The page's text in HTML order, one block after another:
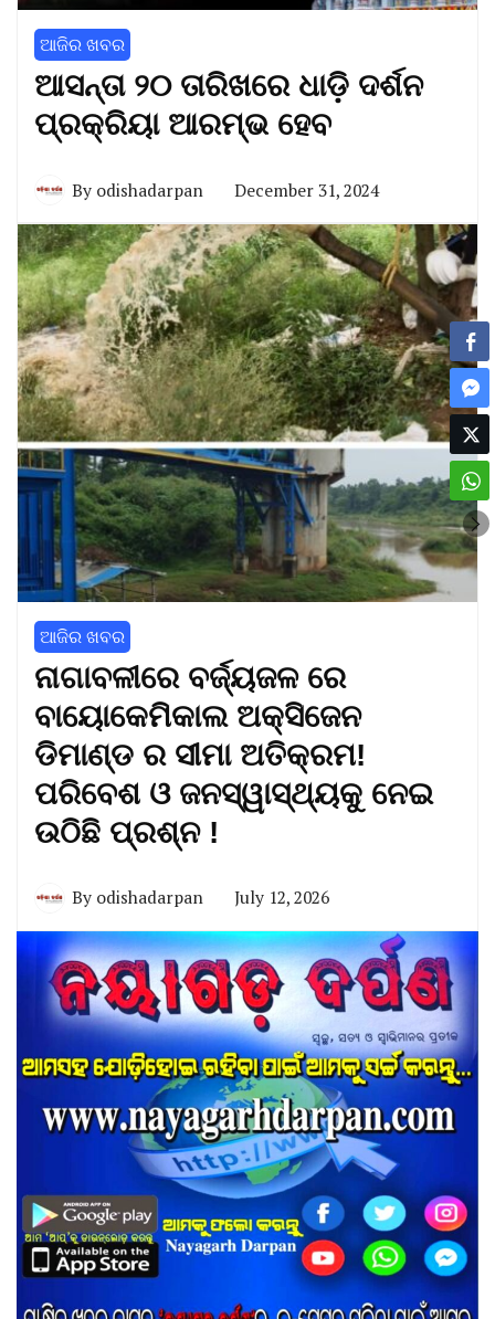
ଆଜିର ଖବର
ଆସନ୍ତା ୨୦ ତାରିଖରେ ଧାଡ଼ି ଦର୍ଶନ
ପ୍ରକ୍ରିୟା ଆରମ୍ଭ ହେବ
By odishadarpan December 31, 2024
ଆଜିର ଖବର
ନାଗାବଳୀରେ ବର୍ଜ୍ୟଜଳ ରେ
ବାୟୋକେମିକାଲ ଅକ୍ସିଜେନ
ଡିମାଣ୍ଡ ର ସୀମା ଅତିକ୍ରମ!
ପରିବେଶ ଓ ଜନସ୍ୱାସ୍ଥ୍ୟକୁ ନେଇ
ଉଠିଛି ପ୍ରଶ୍ନ !
By odishadarpan July 12, 2026